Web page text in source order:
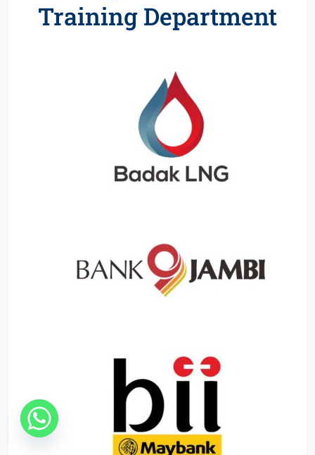
Training Department